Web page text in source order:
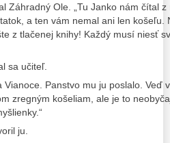
Záhradný Ole. „Tu Janko nám čítal
a ten vám nemal ani len košeľu.
z tlačenej knihy! Každý musí niesť
sa učiteľ.
Vianoce. Panstvo mu ju poslalo.
zregným košeliam, ale je to
ju.